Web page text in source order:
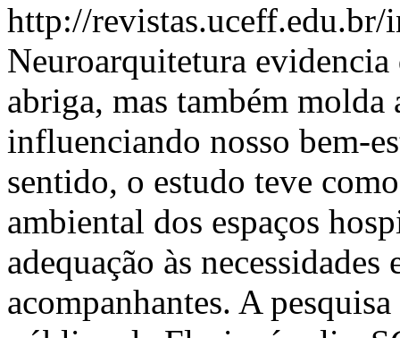
http://
Neuroarquitetura
abriga, mas também molda
influenciando nosso bem-
sentido, o estudo teve
ambiental dos espaços
adequação às
acompanhantes. A